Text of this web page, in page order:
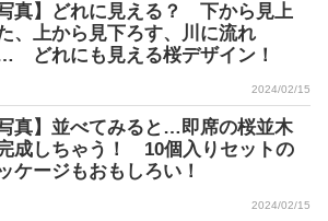
写真】どれに見える？ 下から見上
、上から見下ろす、川に流れ
どれにも見える桜デザイン！
2024/02/15
写真】並べてみると…即席の桜並木
成しちゃう！ 10個入りセットの
ケージもおもしろい！
2024/02/15